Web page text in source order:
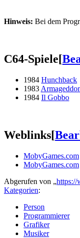
Hinweis: Bei dem
C64-Spiele[
1984 Hunchback
1983
1984 Il Gobbo
Weblinks[
MobyGames.com
MobyGames.com
Abgerufen von „https://
Kategorien:
Person
Programmierer
Grafiker
Musiker